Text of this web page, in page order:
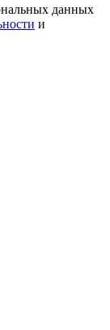
данных
и